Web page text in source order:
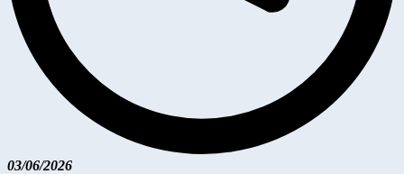
03/06/2026